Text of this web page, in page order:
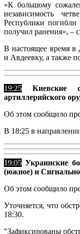
«К большому
независимость
Республики
получил ранения», –
В настоящее время
и Авдеевку, а также
19:25
Киевские
артиллерийского
Об этом сообщило
В 18:25 в
19:05 Украинские
(южное) и
Об этом сообщило
Уточняется, что
18:30.
"Зафиксированы